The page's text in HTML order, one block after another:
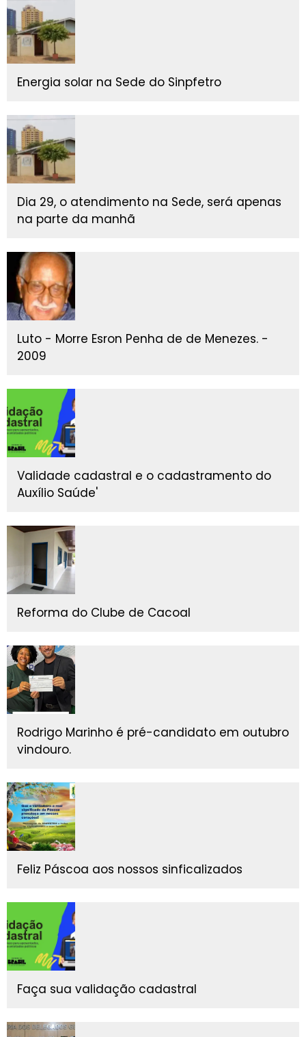
Energia solar na Sede do Sinpfetro
Dia 29, o atendimento na Sede, será apenas
na parte da manhã
Luto - Morre Esron Penha de de Menezes. -
2009
Validade cadastral e o cadastramento do
Auxílio Saúde'
Reforma do Clube de Cacoal
Rodrigo Marinho é pré-candidato em outubro
vindouro.
Feliz Páscoa aos nossos sinficalizados
Faça sua validação cadastral